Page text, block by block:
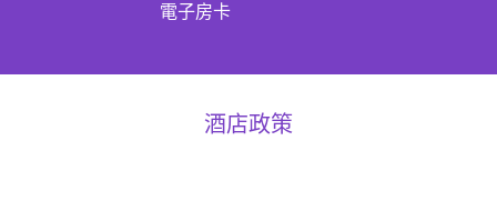
電子房卡
酒店政策